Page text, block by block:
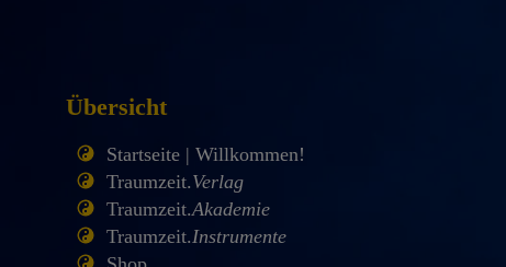
Übersicht
Startseite | Willkommen!
Traumzeit.Verlag
Traumzeit.Akademie
Traumzeit.Instrumente